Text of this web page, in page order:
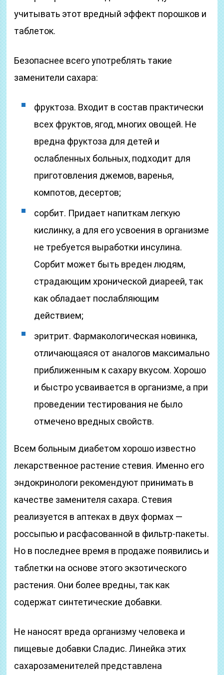
учитывать этот вредный эффект порошков и
таблеток.
Безопаснее всего употреблять такие
заменители сахара:
фруктоза. Входит в состав практически
всех фруктов, ягод, многих овощей. Не
вредна фруктоза для детей и
ослабленных больных, подходит для
приготовления джемов, варенья,
компотов, десертов;
сорбит. Придает напиткам легкую
кислинку, а для его усвоения в организме
не требуется выработки инсулина.
Сорбит может быть вреден людям,
страдающим хронической диареей, так
как обладает послабляющим
действием;
эритрит. Фармакологическая новинка,
отличающаяся от аналогов максимально
приближенным к сахару вкусом. Хорошо
и быстро усваивается в организме, а при
проведении тестирования не было
отмечено вредных свойств.
Всем больным диабетом хорошо известно
лекарственное растение стевия. Именно его
эндокринологи рекомендуют принимать в
качестве заменителя сахара. Стевия
реализуется в аптеках в двух формах —
россыпью и расфасованной в фильтр-пакеты.
Но в последнее время в продаже появились и
таблетки на основе этого экзотического
растения. Они более вредны, так как
содержат синтетические добавки.
Не наносят вреда организму человека и
пищевые добавки Сладис. Линейка этих
сахарозаменителей представлена